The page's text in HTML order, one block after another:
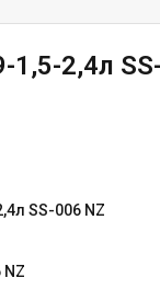
1,5-2,4л
NZ